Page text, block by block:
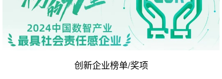
创新企业榜单/奖项